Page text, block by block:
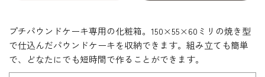
プチパウンドケーキ専用の化粧箱。150×55×60ミリの焼き型
で仕込んだパウンドケーキを収納できます。組み立ても簡単
で、どなたにでも短時間で作ることができます。